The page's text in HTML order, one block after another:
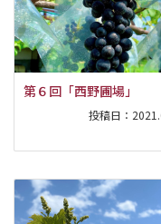
第６回「西野圃場」
投稿日：